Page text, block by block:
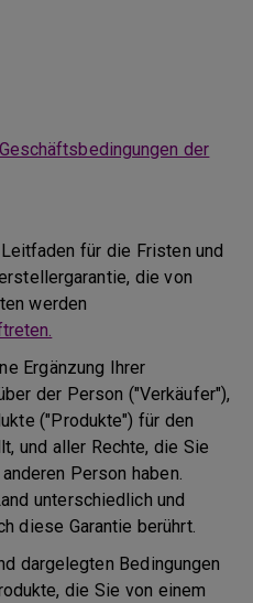
der
für die Fristen und
die von
werden
Ergänzung Ihrer
der Person ("Verkäufer"),
("Produkte") für den
und aller Rechte, die Sie
Person haben.
unterschiedlich und
diese Garantie berührt.
dargelegten Bedingungen
die Sie von einem